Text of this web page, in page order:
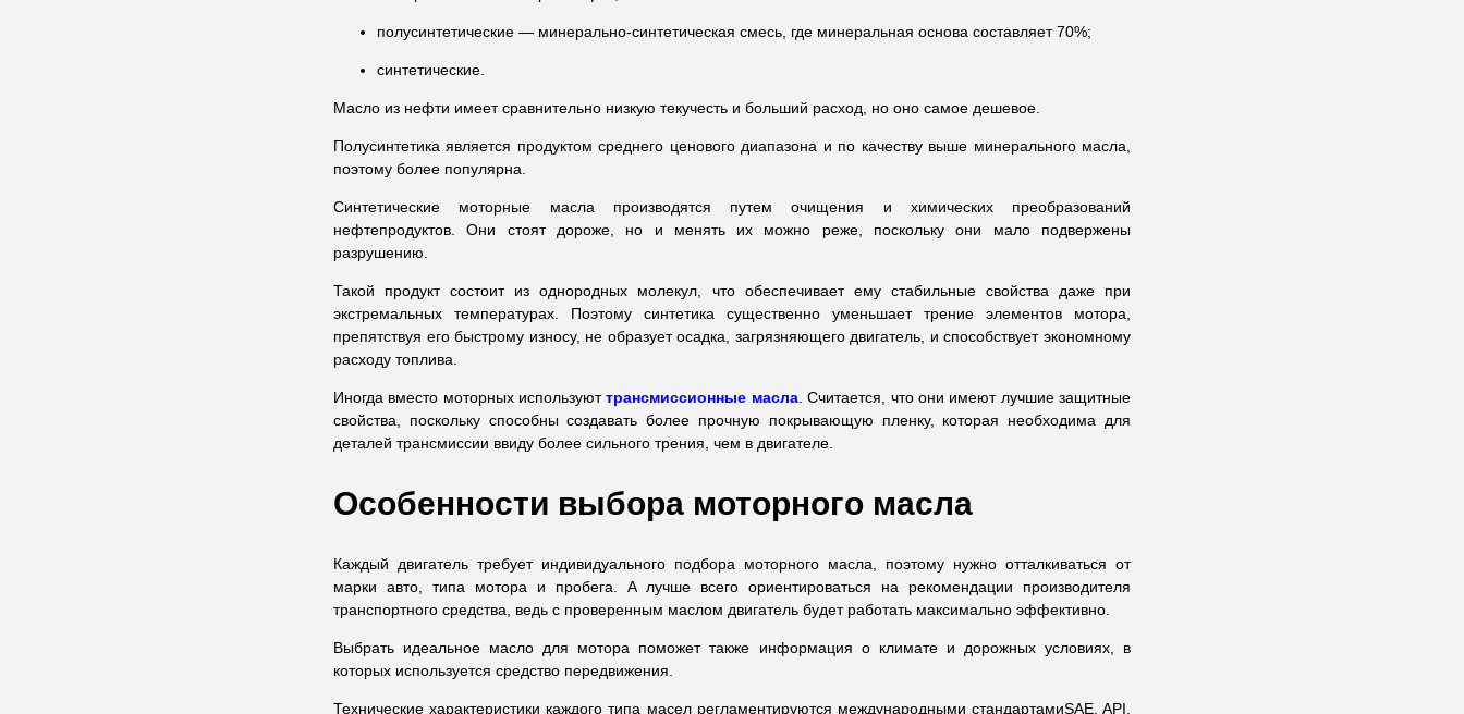
полусинтетические — минерально-синтетическая смесь, где минеральная основа составляет 70%;
синтетические.
Масло из нефти имеет сравнительно низкую текучесть и больший расход, но оно самое дешевое.
Полусинтетика является продуктом среднего ценового диапазона и по качеству выше минерального масла,
поэтому более популярна.
Синтетические моторные масла производятся путем очищения и химических преобразований
нефтепродуктов. Они стоят дороже, но и менять их можно реже, поскольку они мало подвержены
разрушению.
Такой продукт состоит из однородных молекул, что обеспечивает ему стабильные свойства даже при
экстремальных температурах. Поэтому синтетика существенно уменьшает трение элементов мотора,
препятствуя его быстрому износу, не образует осадка, загрязняющего двигатель, и способствует экономному
расходу топлива.
Иногда вместо моторных используют трансмиссионные масла. Считается, что они имеют лучшие защитные
свойства, поскольку способны создавать более прочную покрывающую пленку, которая необходима для
деталей трансмиссии ввиду более сильного трения, чем в двигателе.
Особенности выбора моторного масла
Каждый двигатель требует индивидуального подбора моторного масла, поэтому нужно отталкиваться от
марки авто, типа мотора и пробега. А лучше всего ориентироваться на рекомендации производителя
транспортного средства, ведь с проверенным маслом двигатель будет работать максимально эффективно.
Выбрать идеальное масло для мотора поможет также информация о климате и дорожных условиях, в
которых используется средство передвижения.
Технические характеристики каждого типа масел регламентируются международными стандартамиSAE, API,